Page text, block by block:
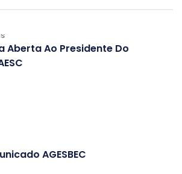
Aberta Ao Presidente Do
AGESBEC